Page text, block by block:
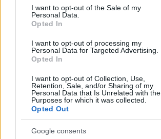
consent section.
I want to opt-out of the Sale of my
Personal Data.
Opted In
I want to opt-out of processing my
Personal Data for Targeted Advertising.
Opted In
I want to opt-out of Collection, Use,
Retention, Sale, and/or Sharing of my
Personal Data that Is Unrelated with the
Purposes for which it was collected.
Opted Out
Google consents
Continuez la lecture
NEWS